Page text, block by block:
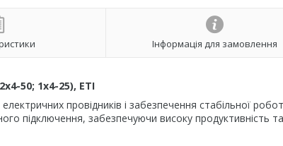
Інформація для замовлення
50; 1x4-25), ETI
провідників і забезпечення стабільної
підключення, забезпечуючи високу продуктивність та